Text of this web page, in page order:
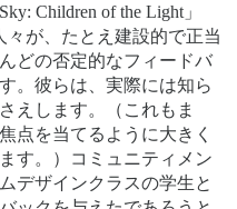
Children of the Light」
々が、たとえ建設的で正当
どの否定的なフィードバ
。彼らは、実際には知ら
えします。（これもま
点を当てるように大きく
す。）コミュニティメン
デザインクラスの学生と